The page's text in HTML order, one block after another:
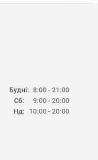
Будні:
Сб:
Нд:
8:00 - 21:00
9:00 - 20:00
10:00 - 20:00